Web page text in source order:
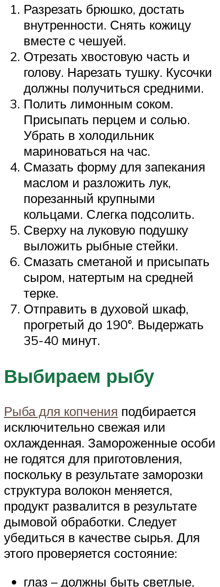
Разрезать брюшко, достать
внутренности. Снять кожицу
вместе с чешуей.
Отрезать хвостовую часть и
голову. Нарезать тушку. Кусочки
должны получиться средними.
Полить лимонным соком.
Присыпать перцем и солью.
Убрать в холодильник
мариноваться на час.
Смазать форму для запекания
маслом и разложить лук,
порезанный крупными
кольцами. Слегка подсолить.
Сверху на луковую подушку
выложить рыбные стейки.
Смазать сметаной и присыпать
сыром, натертым на средней
терке.
Отправить в духовой шкаф,
прогретый до 190°. Выдержать
35-40 минут.
Выбираем рыбу
Рыба для копчения подбирается
исключительно свежая или
охлажденная. Замороженные особи
не годятся для приготовления,
поскольку в результате заморозки
структура волокон меняется,
продукт развалится в результате
дымовой обработки. Следует
убедиться в качестве сырья. Для
этого проверяется состояние:
глаз – должны быть светлые,